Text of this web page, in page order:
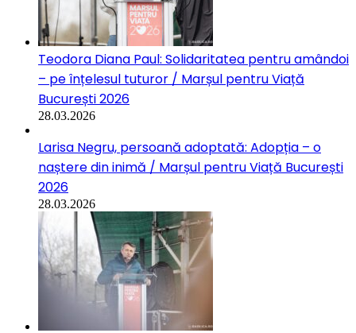
Teodora Diana Paul: Solidaritatea pentru amândoi
– pe înțelesul tuturor / Marșul pentru Viață
București 2026
28.03.2026
Larisa Negru, persoană adoptată: Adopția – o
naștere din inimă / Marșul pentru Viață București
2026
28.03.2026